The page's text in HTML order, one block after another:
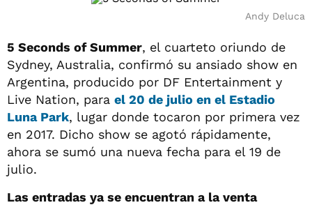
Andy Deluca
5 Seconds of Summer, el cuarteto oriundo de
Sydney, Australia, confirmó su ansiado show en
Argentina, producido por DF Entertainment y
Live Nation, para el 20 de julio en el Estadio
Luna Park, lugar donde tocaron por primera vez
en 2017. Dicho show se agotó rápidamente,
ahora se sumó una nueva fecha para el 19 de
julio.
Las entradas ya se encuentran a la venta